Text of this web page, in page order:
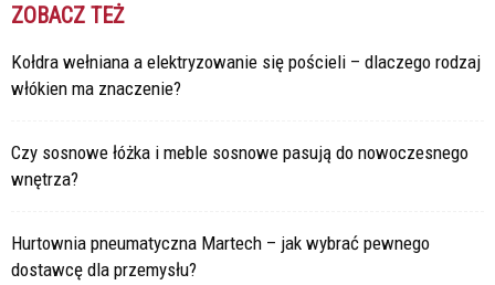
ZOBACZ TEŻ
Kołdra wełniana a elektryzowanie się pościeli – dlaczego rodzaj
włókien ma znaczenie?
Czy sosnowe łóżka i meble sosnowe pasują do nowoczesnego
wnętrza?
Hurtownia pneumatyczna Martech – jak wybrać pewnego
dostawcę dla przemysłu?